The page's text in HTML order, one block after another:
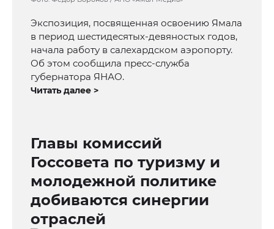
Экспозиция, посвященная освоению Ямала
в период шестидесятых-девяностых годов,
начала работу в салехардском аэропорту.
Об этом сообщила пресс-служба
губернатора ЯНАО.
Читать далее >
Главы комиссий
Госсовета по туризму и
молодежной политике
добиваются синергии
отраслей